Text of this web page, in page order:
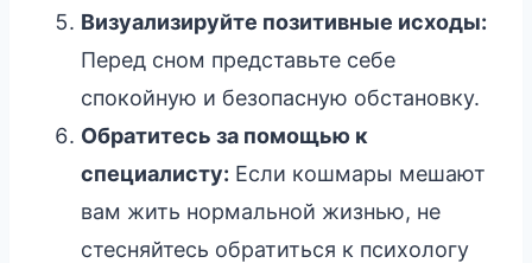
Визуализируйте позитивные исходы:
Перед сном представьте себе
спокойную и безопасную обстановку.
Обратитесь за помощью к
специалисту: Если кошмары мешают
вам жить нормальной жизнью, не
стесняйтесь обратиться к психологу